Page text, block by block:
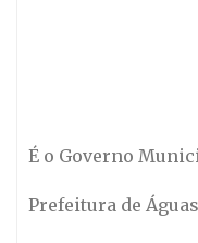
É o Governo
Prefeitura de